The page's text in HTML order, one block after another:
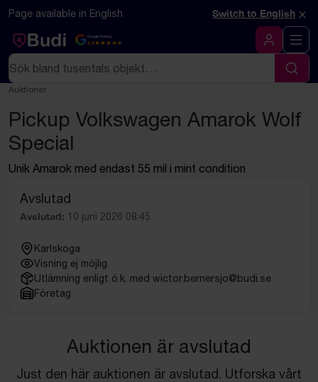
Hoppa till innehåll
Textbaserad (markdown) version av denna sida
Page available in English Switch to English ×
Google Rating
4.5
Logga in
Sök
Sök
Auktioner
Pickup Volkswagen Amarok Wolf
Special
Unik Amarok med endast 55 mil i mint condition
Avslutad
Avslutad: 10 juni 2026 08:45
Karlskoga
Visning ej möjlig
Utlämning enligt ö.k. med wictor.bernersjo@budi.se
Företag
Auktionen är avslutad
Just den här auktionen är avslutad. Utforska vårt